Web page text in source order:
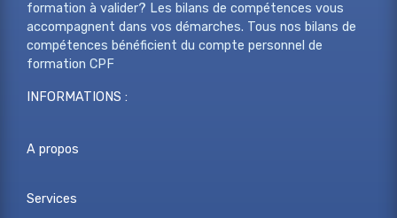
formation à valider? Les bilans de compétences vous
accompagnent dans vos démarches. Tous nos bilans de
compétences bénéficient du compte personnel de
formation CPF
INFORMATIONS :
A propos
Services